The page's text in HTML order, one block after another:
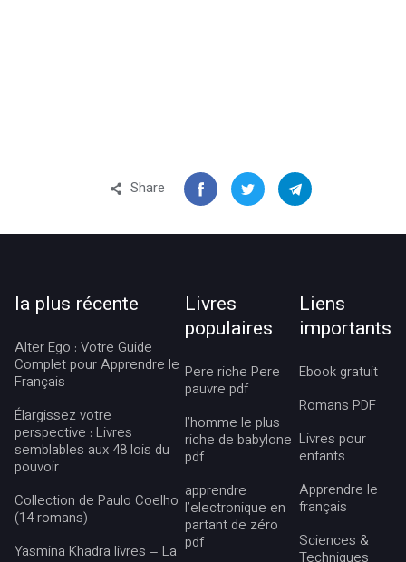
Share
la plus récente
Alter Ego : Votre Guide
Complet pour Apprendre le
Français
Élargissez votre
perspective : Livres
semblables aux 48 lois du
pouvoir
Collection de Paulo Coelho
(14 romans)
Yasmina Khadra livres – La
Livres
populaires
Pere riche Pere
pauvre pdf
l’homme le plus
riche de babylone
pdf
apprendre
l’electronique en
partant de zéro
pdf
Liens
importants
Ebook gratuit
Romans PDF
Livres pour
enfants
Apprendre le
français
Sciences &